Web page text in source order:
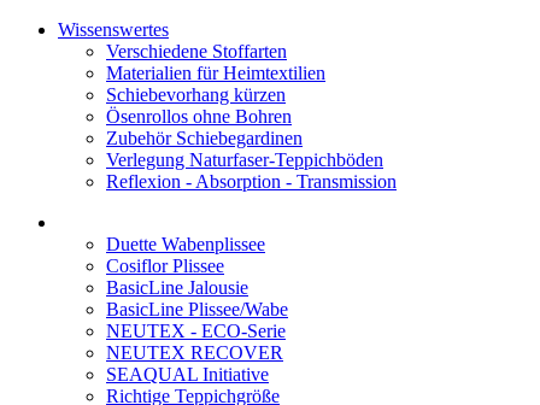
Wissenswertes
Verschiedene Stoffarten
Materialien für Heimtextilien
Schiebevorhang kürzen
Ösenrollos ohne Bohren
Zubehör Schiebegardinen
Verlegung Naturfaser-Teppichböden
Reflexion - Absorption - Transmission
Duette Wabenplissee
Cosiflor Plissee
BasicLine Jalousie
BasicLine Plissee/Wabe
NEUTEX - ECO-Serie
NEUTEX RECOVER
SEAQUAL Initiative
Richtige Teppichgröße